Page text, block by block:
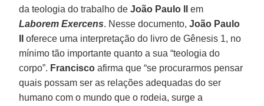
da teologia do trabalho deJoão Paulo II
em
Laborem Exercens. Nesse documento,João Paulo
oferece uma interpretação do livro de Gênesis 1, no
mínimo tão importante quanto a sua “teologia do
corpo”. Francisco afirma que “se procurarmos pensar
quais possam ser as relações adequadas do ser
humano com o mundo que o rodeia, surge a